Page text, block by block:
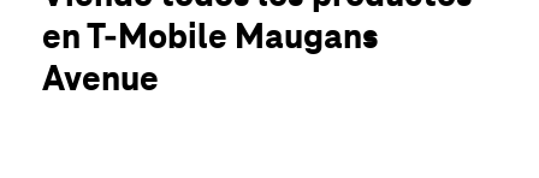
Lun.:10:00 a.m. a 8:00 p.m.
Mar.: 10:00 a.m. a 8:00 p.m.
18634 Maugans Ave Hagerstown, MD 21742
en T-Mobile Maugans
Avenue